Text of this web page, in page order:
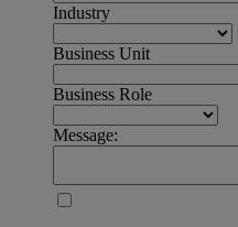
Industry
Business Unit
Business Role
Message: